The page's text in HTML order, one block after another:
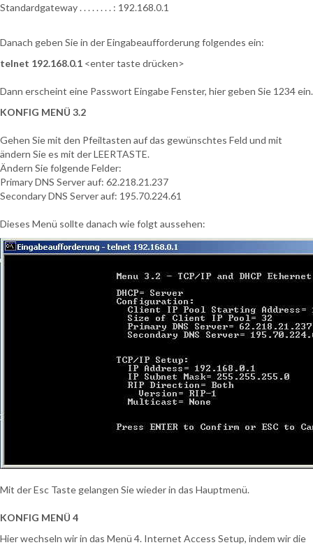
Standardgateway . . . . . . . . : 192.168.0.1
Danach geben Sie in der Eingabeaufforderung folgendes ein:
telnet 192.168.0.1 <enter taste drücken>
Dann erscheint eine Passwort Eingabe Fenster, hier geben Sie 1234 ein.
KONFIG MENÜ 3.2
Gehen Sie mit den Pfeiltasten auf das gewünschtes Feld und mit
ändern Sie es mit der LEERTASTE.
Ändern Sie folgende Felder:
Primary DNS Server auf: 62.218.21.237
Secondary DNS Server auf: 195.70.224.61
Dieses Menü sollte danach wie folgt aussehen:
Mit der Esc Taste gelangen Sie wieder in das Hauptmenü.
KONFIG MENÜ 4
Hier wechseln wir in das Menü 4. Internet Access Setup, indem wir die